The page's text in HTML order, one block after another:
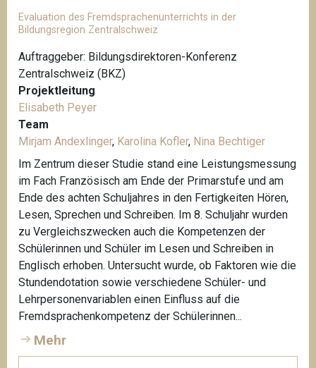
Evaluation des Fremdsprachenunterrichts in der
Bildungsregion Zentralschweiz
Auftraggeber: Bildungsdirektoren-Konferenz
Zentralschweiz (BKZ)
Projektleitung
Elisabeth Peyer
Team
Mirjam Andexlinger, Karolina Kofler, Nina Bechtiger
Im Zentrum dieser Studie stand eine Leistungsmessung
im Fach Französisch am Ende der Primarstufe und am
Ende des achten Schuljahres in den Fertigkeiten Hören,
Lesen, Sprechen und Schreiben. Im 8. Schuljahr wurden
zu Vergleichszwecken auch die Kompetenzen der
Schülerinnen und Schüler im Lesen und Schreiben in
Englisch erhoben. Untersucht wurde, ob Faktoren wie die
Stundendotation sowie verschiedene Schüler- und
Lehrpersonenvariablen einen Einfluss auf die
Fremdsprachenkompetenz der Schülerinnen...
Mehr